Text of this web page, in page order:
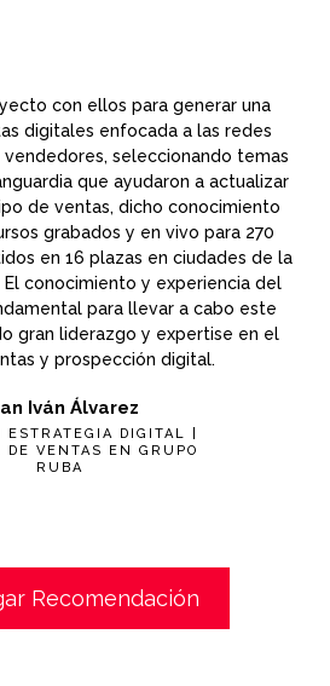
con ellos para generar una
digitales enfocada a las redes
seleccionando temas
que ayudaron a actualizar
de ventas, dicho conocimiento
grabados y en vivo para 270
en 16 plazas en ciudades de la
El conocimiento y experiencia del
para llevar a cabo este
gran liderazgo y expertise en el
y prospección digital.
Iván Álvarez
ESTRATEGIA DIGITAL |
DE VENTAS EN GRUPO
RUBA
Recomendación